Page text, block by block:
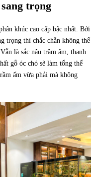
trọng
khúc cao cấp bậc nhất. Bởi
trọng thì chắc chắn không thể
là sắc nâu trầm ấm, thanh
gỗ óc chó sẽ làm tổng thể
ấm vừa phải mà không